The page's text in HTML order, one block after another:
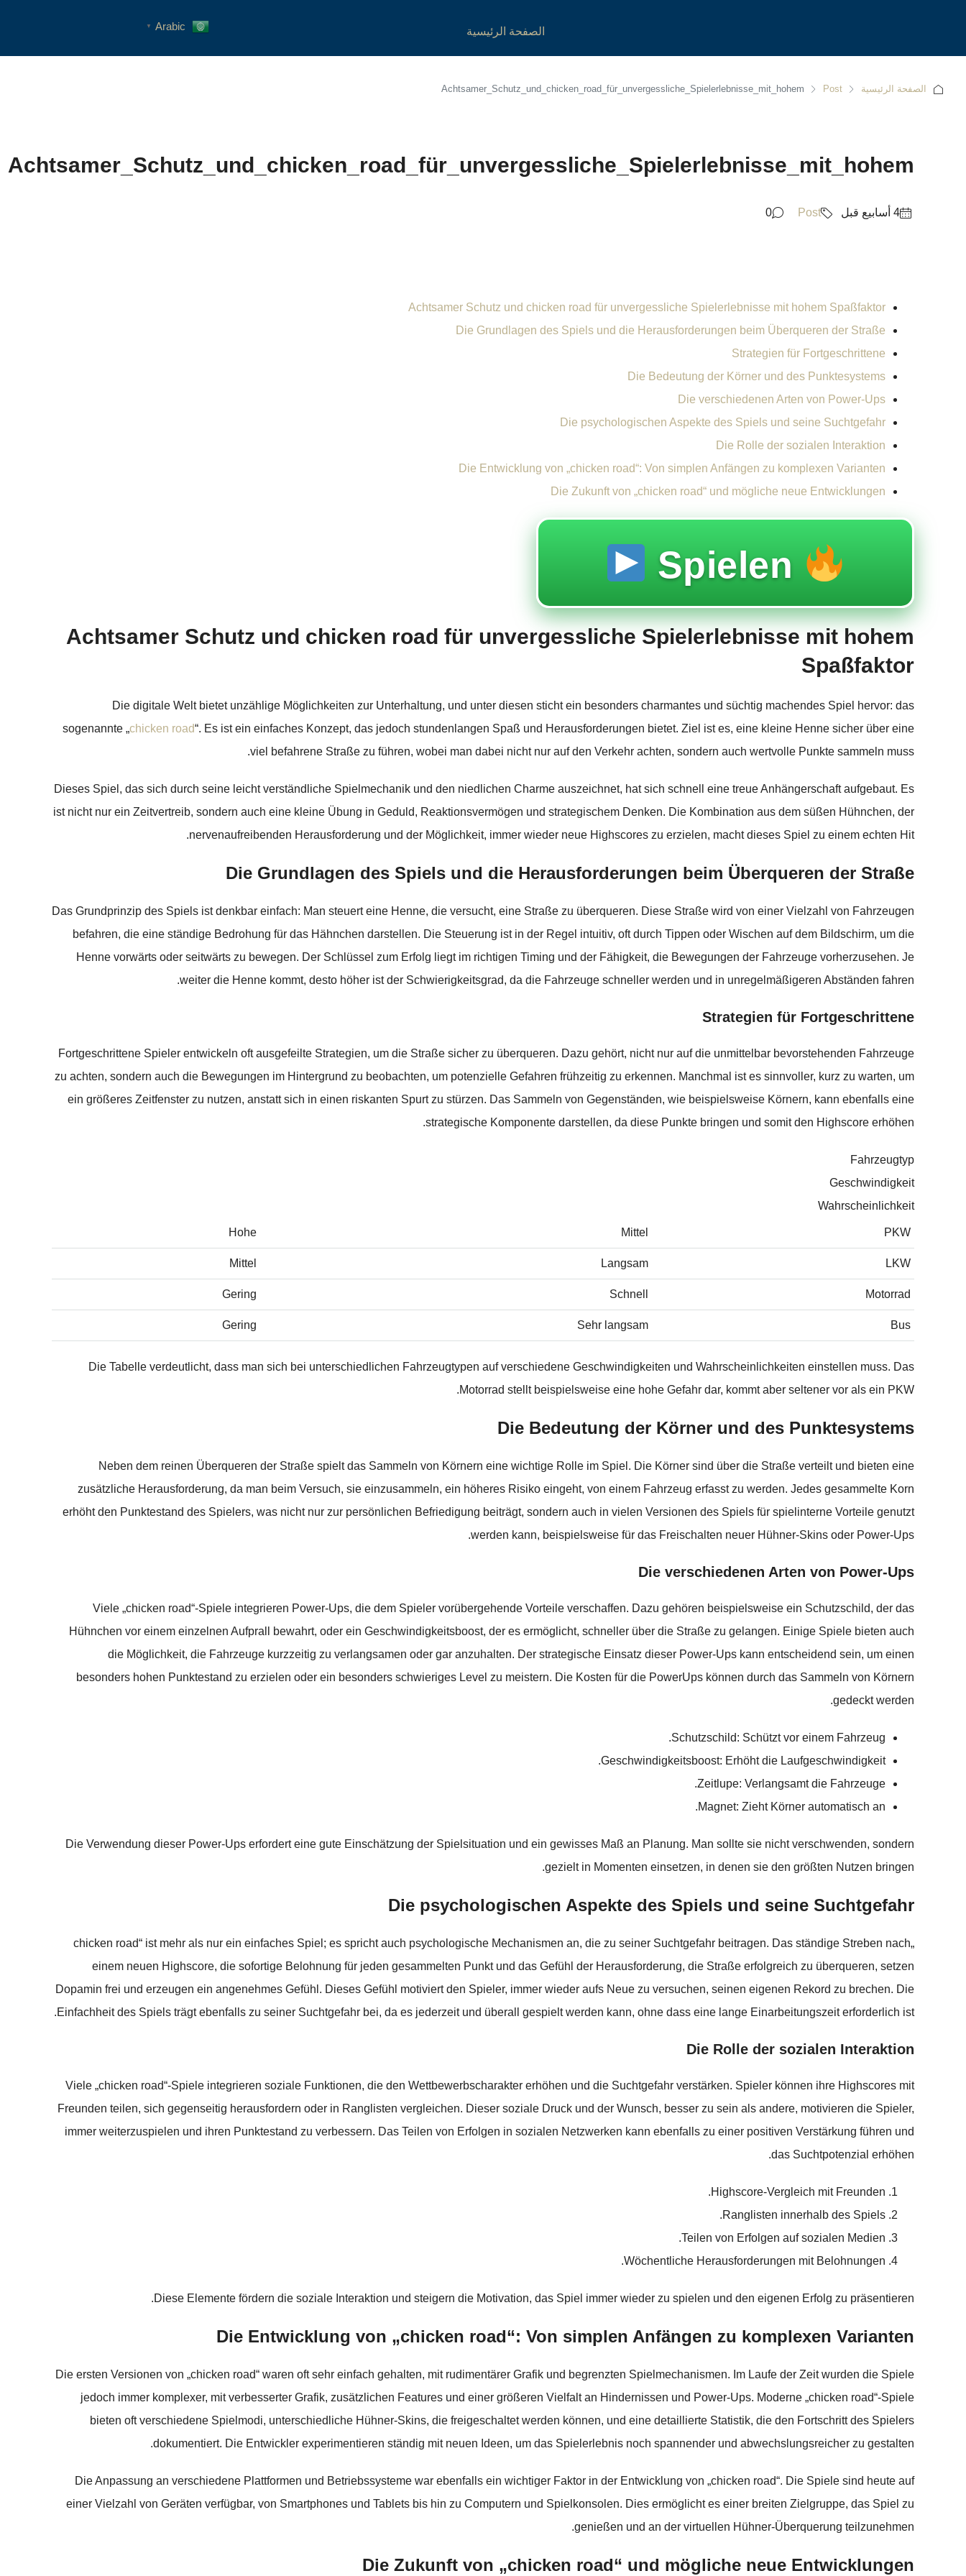
الصفحة الرئيسية Arabic
▼
الصفحة الرئيسية Post
Achtsamer_Schutz_und_chicken_road_für_unvergessliche_Spielerlebnisse_mit_hohem
Achtsamer_Schutz_und_chicken_road_für_unvergessliche_Spielerlebnisse_mit_hohem
Post
0
Achtsamer Schutz und chicken road für unvergessliche Spielerlebnisse mit hohem Spaßfaktor
Die Grundlagen des Spiels und die Herausforderungen beim Überqueren der Straße
Strategien für Fortgeschrittene
Die Bedeutung der Körner und des Punktesystems
Die verschiedenen Arten von Power-Ups
Die psychologischen Aspekte des Spiels und seine Suchtgefahr
Die Rolle der sozialen Interaktion
Die Entwicklung von „chicken road“: Von simplen Anfängen zu komplexen Varianten
Die Zukunft von „chicken road“ und mögliche neue Entwicklungen
Achtsamer Schutz und chicken road für unvergessliche Spielerlebnisse mit hohem
Spaßfaktor
Die digitale Welt bietet unzählige Möglichkeiten zur Unterhaltung, und unter diesen sticht ein besonders charmantes und süchtig machendes Spiel hervor: das
sogenannte „chicken road“. Es ist ein einfaches Konzept, das jedoch stundenlangen Spaß und Herausforderungen bietet. Ziel ist es, eine kleine Henne sicher über eine
viel befahrene Straße zu führen, wobei man dabei nicht nur auf den Verkehr achten, sondern auch wertvolle Punkte sammeln muss.
Dieses Spiel, das sich durch seine leicht verständliche Spielmechanik und den niedlichen Charme auszeichnet, hat sich schnell eine treue Anhängerschaft aufgebaut. Es
ist nicht nur ein Zeitvertreib, sondern auch eine kleine Übung in Geduld, Reaktionsvermögen und strategischem Denken. Die Kombination aus dem süßen Hühnchen, der
nervenaufreibenden Herausforderung und der Möglichkeit, immer wieder neue Highscores zu erzielen, macht dieses Spiel zu einem echten Hit.
Die Grundlagen des Spiels und die Herausforderungen beim Überqueren der Straße
Das Grundprinzip des Spiels ist denkbar einfach: Man steuert eine Henne, die versucht, eine Straße zu überqueren. Diese Straße wird von einer Vielzahl von Fahrzeugen
befahren, die eine ständige Bedrohung für das Hähnchen darstellen. Die Steuerung ist in der Regel intuitiv, oft durch Tippen oder Wischen auf dem Bildschirm, um die
Henne vorwärts oder seitwärts zu bewegen. Der Schlüssel zum Erfolg liegt im richtigen Timing und der Fähigkeit, die Bewegungen der Fahrzeuge vorherzusehen. Je
weiter die Henne kommt, desto höher ist der Schwierigkeitsgrad, da die Fahrzeuge schneller werden und in unregelmäßigeren Abständen fahren.
Strategien für Fortgeschrittene
Fortgeschrittene Spieler entwickeln oft ausgefeilte Strategien, um die Straße sicher zu überqueren. Dazu gehört, nicht nur auf die unmittelbar bevorstehenden Fahrzeuge
zu achten, sondern auch die Bewegungen im Hintergrund zu beobachten, um potenzielle Gefahren frühzeitig zu erkennen. Manchmal ist es sinnvoller, kurz zu warten, um
ein größeres Zeitfenster zu nutzen, anstatt sich in einen riskanten Spurt zu stürzen. Das Sammeln von Gegenständen, wie beispielsweise Körnern, kann ebenfalls eine
strategische Komponente darstellen, da diese Punkte bringen und somit den Highscore erhöhen.
Fahrzeugtyp
Geschwindigkeit
Wahrscheinlichkeit
PKW
Mittel
Hohe
LKW
Langsam
Mittel
Motorrad
Schnell
Gering
Bus
Sehr langsam
Gering
Die Tabelle verdeutlicht, dass man sich bei unterschiedlichen Fahrzeugtypen auf verschiedene Geschwindigkeiten und Wahrscheinlichkeiten einstellen muss. Das
Motorrad stellt beispielsweise eine hohe Gefahr dar, kommt aber seltener vor als ein PKW.
Die Bedeutung der Körner und des Punktesystems
Neben dem reinen Überqueren der Straße spielt das Sammeln von Körnern eine wichtige Rolle im Spiel. Die Körner sind über die Straße verteilt und bieten eine
zusätzliche Herausforderung, da man beim Versuch, sie einzusammeln, ein höheres Risiko eingeht, von einem Fahrzeug erfasst zu werden. Jedes gesammelte Korn
erhöht den Punktestand des Spielers, was nicht nur zur persönlichen Befriedigung beiträgt, sondern auch in vielen Versionen des Spiels für spielinterne Vorteile genutzt
werden kann, beispielsweise für das Freischalten neuer Hühner-Skins oder Power-Ups.
Die verschiedenen Arten von Power-Ups
Viele „chicken road“-Spiele integrieren Power-Ups, die dem Spieler vorübergehende Vorteile verschaffen. Dazu gehören beispielsweise ein Schutzschild, der das
Hühnchen vor einem einzelnen Aufprall bewahrt, oder ein Geschwindigkeitsboost, der es ermöglicht, schneller über die Straße zu gelangen. Einige Spiele bieten auch
die Möglichkeit, die Fahrzeuge kurzzeitig zu verlangsamen oder gar anzuhalten. Der strategische Einsatz dieser Power-Ups kann entscheidend sein, um einen
besonders hohen Punktestand zu erzielen oder ein besonders schwieriges Level zu meistern. Die Kosten für die PowerUps können durch das Sammeln von Körnern
gedeckt werden.
Schutzschild: Schützt vor einem Fahrzeug.
Geschwindigkeitsboost: Erhöht die Laufgeschwindigkeit.
Zeitlupe: Verlangsamt die Fahrzeuge.
Magnet: Zieht Körner automatisch an.
Die Verwendung dieser Power-Ups erfordert eine gute Einschätzung der Spielsituation und ein gewisses Maß an Planung. Man sollte sie nicht verschwenden, sondern
gezielt in Momenten einsetzen, in denen sie den größten Nutzen bringen.
Die psychologischen Aspekte des Spiels und seine Suchtgefahr
„chicken road“ ist mehr als nur ein einfaches Spiel; es spricht auch psychologische Mechanismen an, die zu seiner Suchtgefahr beitragen. Das ständige Streben nach
einem neuen Highscore, die sofortige Belohnung für jeden gesammelten Punkt und das Gefühl der Herausforderung, die Straße erfolgreich zu überqueren, setzen
Dopamin frei und erzeugen ein angenehmes Gefühl. Dieses Gefühl motiviert den Spieler, immer wieder aufs Neue zu versuchen, seinen eigenen Rekord zu brechen. Die
Einfachheit des Spiels trägt ebenfalls zu seiner Suchtgefahr bei, da es jederzeit und überall gespielt werden kann, ohne dass eine lange Einarbeitungszeit erforderlich ist.
Die Rolle der sozialen Interaktion
Viele „chicken road“-Spiele integrieren soziale Funktionen, die den Wettbewerbscharakter erhöhen und die Suchtgefahr verstärken. Spieler können ihre Highscores mit
Freunden teilen, sich gegenseitig herausfordern oder in Ranglisten vergleichen. Dieser soziale Druck und der Wunsch, besser zu sein als andere, motivieren die Spieler,
immer weiterzuspielen und ihren Punktestand zu verbessern. Das Teilen von Erfolgen in sozialen Netzwerken kann ebenfalls zu einer positiven Verstärkung führen und
das Suchtpotenzial erhöhen.
Highscore-Vergleich mit Freunden.
Ranglisten innerhalb des Spiels.
Teilen von Erfolgen auf sozialen Medien.
Wöchentliche Herausforderungen mit Belohnungen.
Diese Elemente fördern die soziale Interaktion und steigern die Motivation, das Spiel immer wieder zu spielen und den eigenen Erfolg zu präsentieren.
Die Entwicklung von „chicken road“: Von simplen Anfängen zu komplexen Varianten
Die ersten Versionen von „chicken road“ waren oft sehr einfach gehalten, mit rudimentärer Grafik und begrenzten Spielmechanismen. Im Laufe der Zeit wurden die Spiele
jedoch immer komplexer, mit verbesserter Grafik, zusätzlichen Features und einer größeren Vielfalt an Hindernissen und Power-Ups. Moderne „chicken road“-Spiele
bieten oft verschiedene Spielmodi, unterschiedliche Hühner-Skins, die freigeschaltet werden können, und eine detaillierte Statistik, die den Fortschritt des Spielers
dokumentiert. Die Entwickler experimentieren ständig mit neuen Ideen, um das Spielerlebnis noch spannender und abwechslungsreicher zu gestalten.
Die Anpassung an verschiedene Plattformen und Betriebssysteme war ebenfalls ein wichtiger Faktor in der Entwicklung von „chicken road“. Die Spiele sind heute auf
einer Vielzahl von Geräten verfügbar, von Smartphones und Tablets bis hin zu Computern und Spielkonsolen. Dies ermöglicht es einer breiten Zielgruppe, das Spiel zu
genießen und an der virtuellen Hühner-Überquerung teilzunehmen.
Die Zukunft von „chicken road“ und mögliche neue Entwicklungen